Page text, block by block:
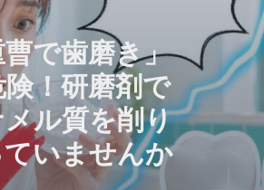
曹で歯磨き」
！研磨剤で
ル質を削り
いませんか